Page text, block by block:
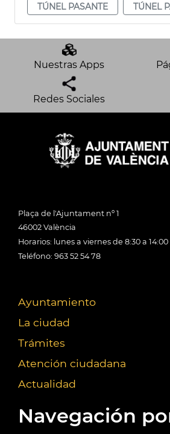
TÚNEL PASANTE
TÚNEL
Nuestras Apps
Redes Sociales
Plaça de l'Ajuntament nº 1
46002 València
Horarios: lunes a viernes de 8:30 a
Teléfono: 963 52 54 78
Ayuntamiento
La ciudad
Trámites
Atención ciudadana
Actualidad
Navegación